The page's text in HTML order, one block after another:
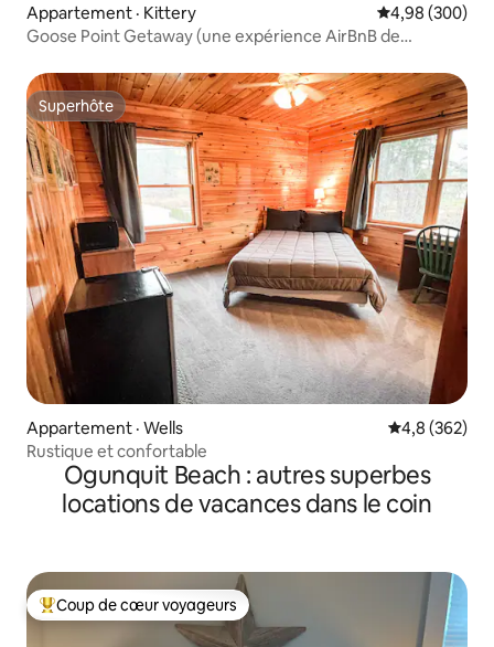
Appartement · Kittery Note
4,98 (300)
Goose Point Getaway (une expérience AirBnB de
Superhôte
Superhôte
Appartement · Wells Note
4,8 (362)
Rustique et confortable
Ogunquit Beach : autres superbes
locations de vacances dans le coin
Coup de cœur voyageurs parmi les plus aimés
Coup de cœur voyageurs